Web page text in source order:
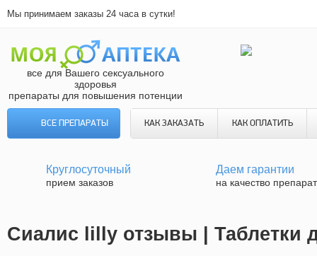
Мы принимаем заказы 24 часа в сутки!
все для Вашего сексуального
здоровья
препараты для повышения потенции
ВСЕ ПРЕПАРАТЫ КАК ЗАКАЗАТЬ КАК ОПЛАТИТЬ
Круглосуточный
прием заказов
Даем гарантии
на качество
Сиалис lilly отзывы | Таблетки